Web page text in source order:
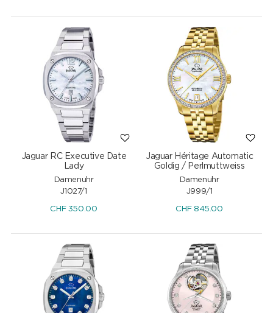
Jaguar RC Executive Date
Lady
Damenuhr
J1027/1
CHF350.00
Jaguar Héritage Automatic
Goldig / Perlmuttweiss
Damenuhr
J999/1
CHF845.00